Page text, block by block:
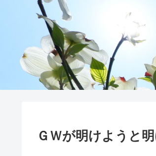
ＧＷが明けようと明